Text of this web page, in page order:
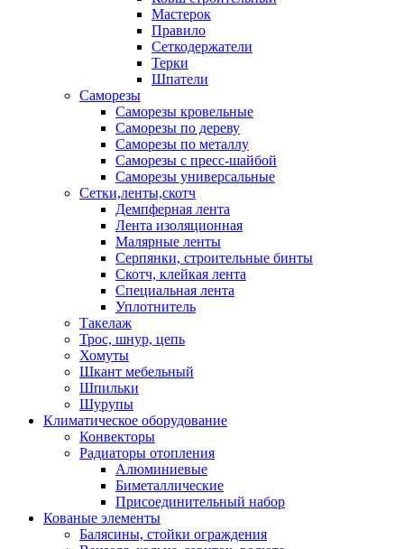
Мастерок
Правило
Сеткодержатели
Терки
Шпатели
Саморезы
Саморезы кровельные
Саморезы по дереву
Саморезы по металлу
Саморезы с пресс-шайбой
Саморезы универсальные
Сетки,ленты,скотч
Демпферная лента
Лента изоляционная
Малярные ленты
Серпянки, строительные бинты
Скотч, клейкая лента
Специальная лента
Уплотнитель
Такелаж
Трос, шнур, цепь
Хомуты
Шкант мебельный
Шпильки
Шурупы
Климатическое оборудование
Конвекторы
Радиаторы отопления
Алюминиевые
Биметаллические
Присоединительный набор
Кованые элементы
Балясины, стойки ограждения